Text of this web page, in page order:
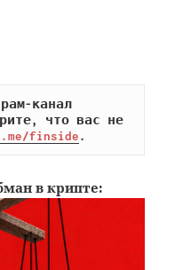
канал
что вас не
finside.
в крипте: